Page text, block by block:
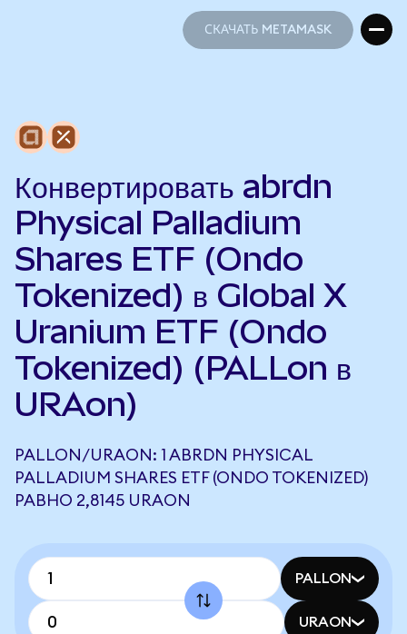
СКАЧАТЬ METAMASK
Конвертировать abrdn
Physical Palladium
Shares ETF (Ondo
Tokenized) в Global X
Uranium ETF (Ondo
Tokenized) (PALLon в
URAon)
PALLON/URAON: 1 ABRDN PHYSICAL
PALLADIUM SHARES ETF (ONDO TOKENIZED)
РАВНО 2,8145 URAON
PALLON
URAON